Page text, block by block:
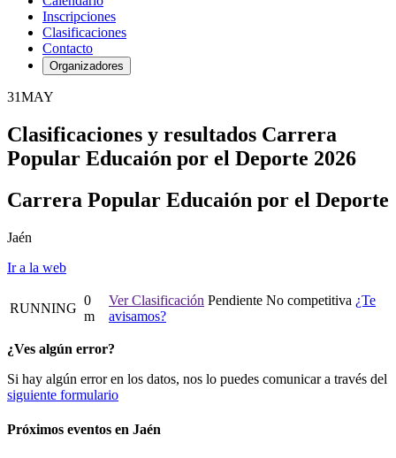
Inscripciones
Clasificaciones
Contacto
Organizadores
31MAY
Clasificaciones y resultados Carrera
Popular Educaión por el Deporte 2026
Carrera Popular Educaión por el Deporte
Jaén
Ir a la web
RUNNING
0
m
Ver Clasificación Pendiente No competitiva ¿Te
avisamos?
¿Ves algún error?
Si hay algún error en los datos, nos lo puedes comunicar a través del
siguiente formulario
Próximos eventos en Jaén